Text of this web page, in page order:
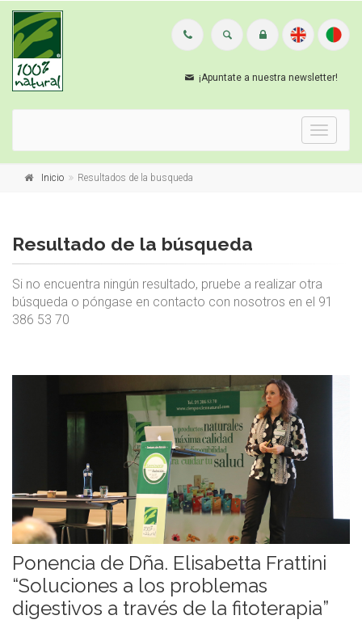
¡Apuntate a nuestra newsletter!
Menu
Inicio Resultados de la busqueda
Resultado de la búsqueda
Si no encuentra ningún resultado, pruebe a realizar otra
búsqueda o póngase en contacto con nosotros en el 91
386 53 70
Ponencia de Dña. Elisabetta Frattini
“Soluciones a los problemas
digestivos a través de la fitoterapia”